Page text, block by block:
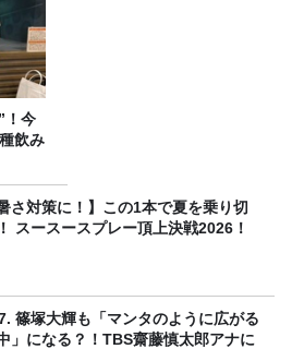
！今
飲み
暑さ対策に！】この1本で夏を乗り切
スースースプレー頂上決戦2026！
篠塚大輝も「マンタのように広がる
」になる？！TBS齋藤慎太郎アナに